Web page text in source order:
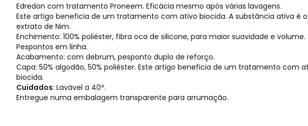
Edredon com tratamento Proneem. Eficácia mesmo após várias lavagens.
Este artigo beneficia de um tratamento com ativo biocida. A substância ativa é o
extrato de Nim.
Enchimento: 100% poliéster, fibra oca de silicone, para maior suavidade e volume.
Pespontos em linha.
Acabamento: com debrum, pesponto duplo de reforço.
Capa: 50% algodão, 50% poliéster. Este artigo beneficia de um tratamento com
biocida.
Cuidados: Lavável a 40º.
Entregue numa embalagem transparente para arrumação.